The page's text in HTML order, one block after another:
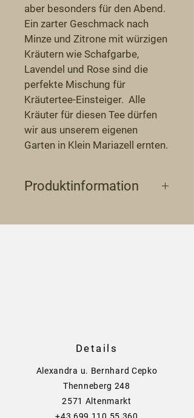
aber besonders für den Abend.
Ein zarter Geschmack nach
Minze und Zitrone mit würzigen
Kräutern wie Schafgarbe,
Lavendel und Rose sind die
perfekte Mischung für
Kräutertee-Einsteiger.  Alle
Kräuter für diesen Tee dürfen
wir aus unserem eigenen
Garten in Klein Mariazell ernten.
Produktinformation
Zitronenmelisse, Zitronenverbene,
Details
Alexandra u. Bernhard Cepko
Thenneberg 248
2571 Altenmarkt